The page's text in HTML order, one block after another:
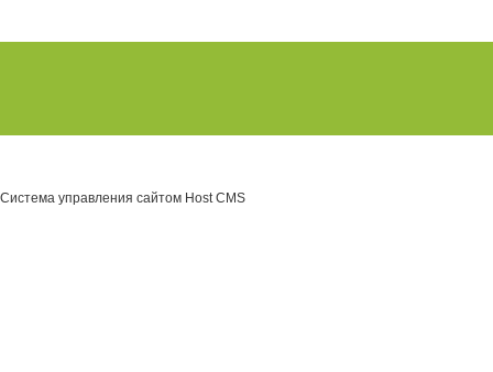
Система управления сайтом Host CMS